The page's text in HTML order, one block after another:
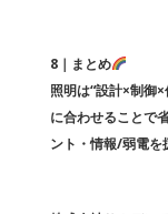
8｜まとめ
照明は“設計×制御
に合わせることで
ント・情報/弱電を